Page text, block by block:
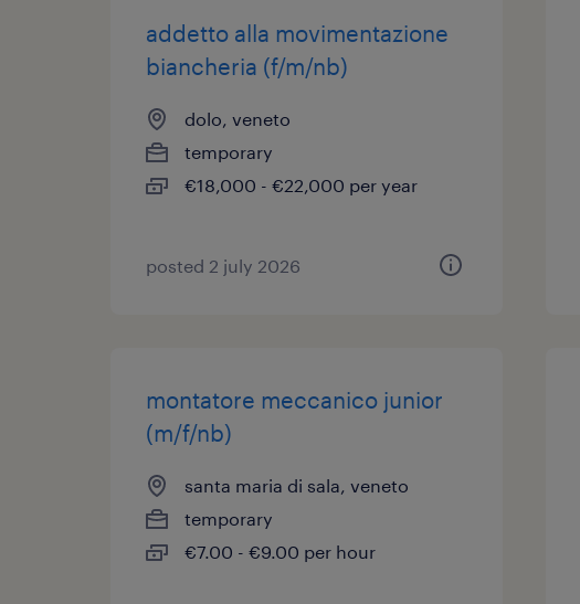
addetto alla movimentazione
biancheria (f/m/nb)
dolo, veneto
temporary
€18,000 - €22,000 per year
posted 2 july 2026
montatore meccanico junior
(m/f/nb)
santa maria di sala, veneto
temporary
€7.00 - €9.00 per hour